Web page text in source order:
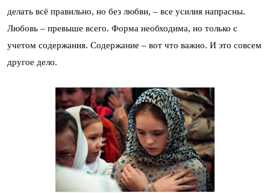
делать всё правильно, но без любви, – все усилия напрасны.
Любовь – превыше всего. Форма необходима, но только с
учетом содержания. Содержание – вот что важно. И это совсем
другое дело.